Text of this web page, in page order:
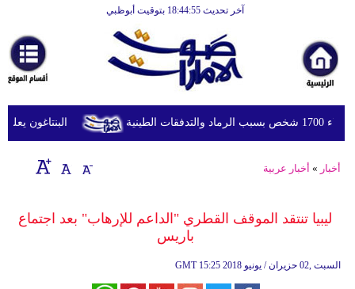
آخر تحديث 18:44:55 بتوقيت أبوظبي
أخبارعاجلة
رياضة
ثقافة
إقتصاد
وموسيقى
البنتاغون يعلن
أخبار » أخبار عربية
ليبيا تنتقد الموقف القطري "الداعم للإرهاب" بعد اجتماع
باريس
GMT 15:25 2018 السبت ,02 حزيران / يونيو